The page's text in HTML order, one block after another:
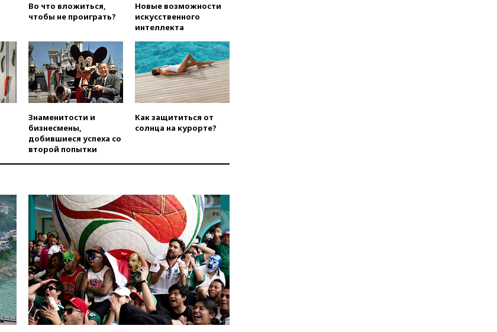
дефицит ракет с попыткой
Запада принудить Киев к
уступкам
вчера, 19:45Памфилова: ЦИК
примет беспрецедентные
меры безопасности во время
выборов
вчера, 19:35Памфилова
партийных списков на выборах
в Госдуму
прокомментировал первый
вчера, 19:15Путин обсудил с
Памфиловой подготовку к
единому дню голосования
вчера, 18:56 Wildberries
отрицает перенос основной
логистики за пределы России
вчера, 18:45 Крупнейший
склад маркетплейса Rozetka
сгорел под Киевом
вчера, 18:35Джаред Лето
Во что вложиться,
чтобы не проиграть?
Новые возможности
искусственного
интеллекта
Знаменитости и
бизнесмены,
добившиеся успеха со
второй попытки
Как защититься от
солнца на курорте?